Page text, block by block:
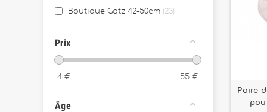
Boutique Götz 42-50cm 23
Prix
4 € 55 €
Âge
Paire